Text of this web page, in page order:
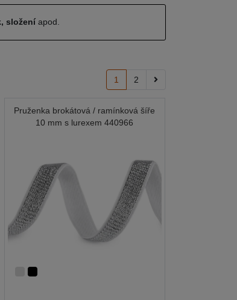
složeníapod.
1 2
Pruženka brokátová / ramínková šíře
10 mm s lurexem 440966